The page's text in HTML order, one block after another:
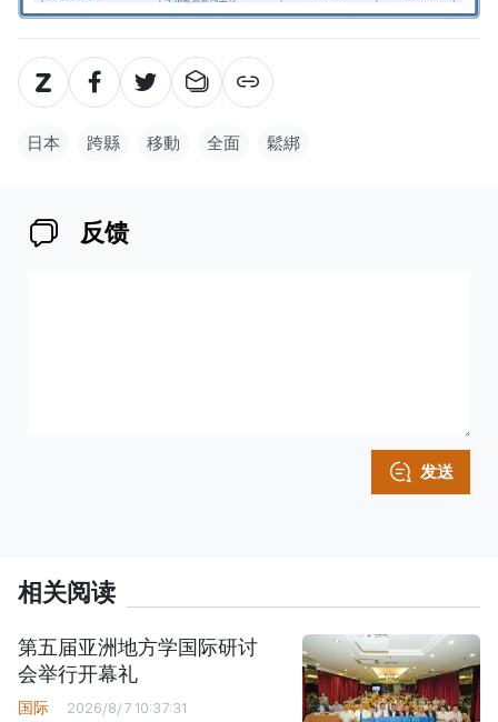
日本 跨縣 移動 全面 鬆綁
反馈
发送
相关阅读
第五届亚洲地方学国际研讨
会举行开幕礼
国际 2026/8/7 10:37:31